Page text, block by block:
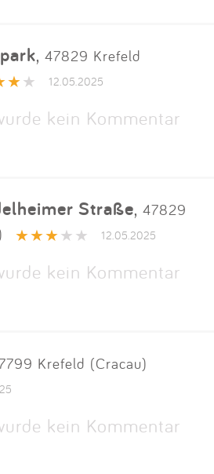
, 47829 Krefeld
12.05.2025
kein Kommentar
Straße, 47829
12.05.2025
kein Kommentar
Krefeld (Cracau)
kein Kommentar